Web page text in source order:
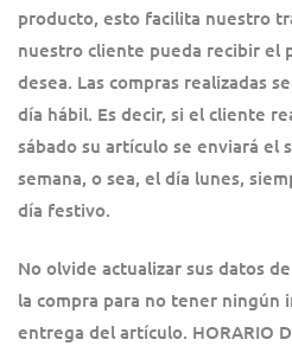
producto, esto facilita nuestro
nuestro cliente pueda recibir el
desea. Las compras realizadas
día hábil. Es decir, si el cliente
sábado su artículo se enviará el
semana, o sea, el día lunes,
día festivo.
No olvide actualizar sus datos
la compra para no tener ningún
entrega del artículo. HORARIO